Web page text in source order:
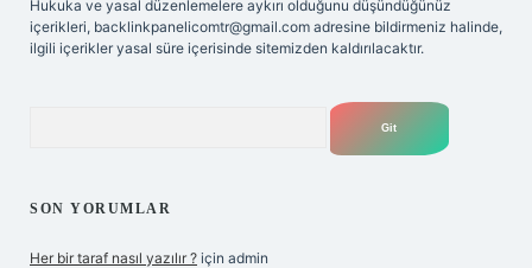
Hukuka ve yasal düzenlemelere aykırı olduğunu düşündüğünüz
içerikleri, backlinkpanelicomtr@gmail.com adresine bildirmeniz halinde,
ilgili içerikler yasal süre içerisinde sitemizden kaldırılacaktır.
SON YORUMLAR
Her bir taraf nasıl yazılır ? için admin